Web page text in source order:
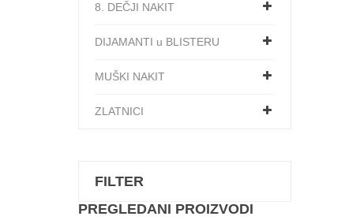
8. DEČJI NAKIT
DIJAMANTI u BLISTERU
MUŠKI NAKIT
ZLATNICI
FILTER
PREGLEDANI PROIZVODI